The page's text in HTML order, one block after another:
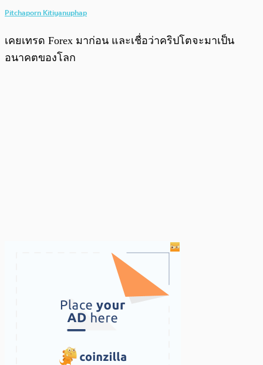
Pitchaporn Kitiyanuphap
เคยเทรด Forex มาก่อน และเชื่อว่าคริปโตจะมาเป็น
อนาคตของโลก